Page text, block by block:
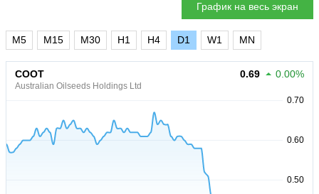
График на весь экран
M5 M15 M30 H1 H4 D1 W1 MN
COOT
Australian Oilseeds Holdings Ltd
0.69 0.00%